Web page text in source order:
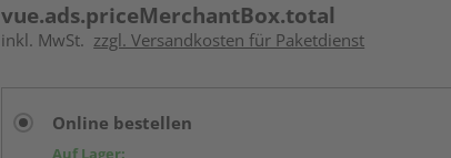
vue.ads.priceMerchantBox.total
inkl. MwSt. zzgl. Versandkosten für Paketdienst
Online bestellen
Auf Lager: